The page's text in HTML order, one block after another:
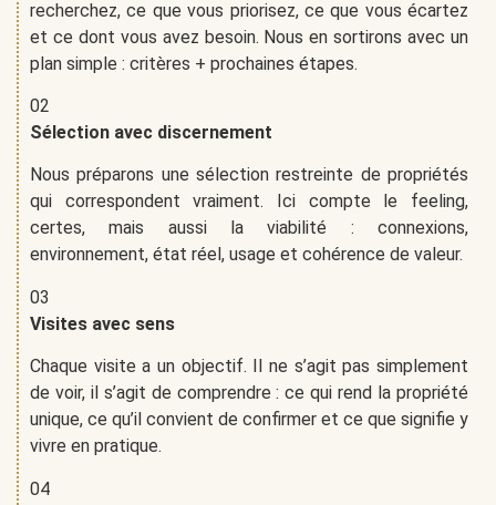
recherchez, ce que vous priorisez, ce que vous écartez
et ce dont vous avez besoin. Nous en sortirons avec un
plan simple : critères + prochaines étapes.
02
Sélection avec discernement
Nous préparons une sélection restreinte de propriétés
qui correspondent vraiment. Ici compte le feeling,
certes, mais aussi la viabilité : connexions,
environnement, état réel, usage et cohérence de valeur.
03
Visites avec sens
Chaque visite a un objectif. Il ne s’agit pas simplement
de voir, il s’agit de comprendre : ce qui rend la propriété
unique, ce qu’il convient de confirmer et ce que signifie y
vivre en pratique.
04